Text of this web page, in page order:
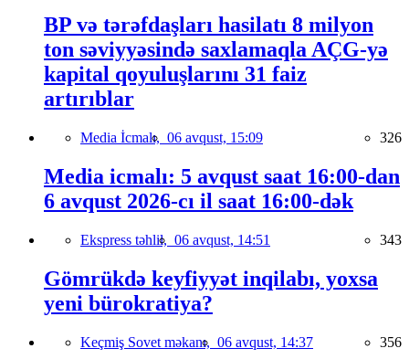
BP və tərəfdaşları hasilatı 8 milyon
ton səviyyəsində saxlamaqla AÇG-yə
kapital qoyuluşlarını 31 faiz
artırıblar
Media İcmalı, 06 avqust, 15:09 326
Media icmalı: 5 avqust saat 16:00-dan
6 avqust 2026-cı il saat 16:00-dək
Ekspress təhlil, 06 avqust, 14:51 343
Gömrükdə keyfiyyət inqilabı, yoxsa
yeni bürokratiya?
Keçmiş Sovet məkanı, 06 avqust, 14:37 356